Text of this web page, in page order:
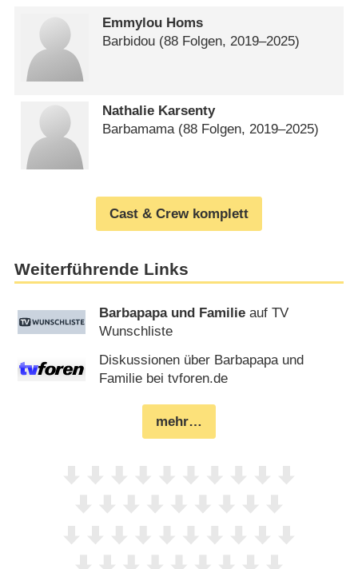
Emmylou Homs
Barbidou (88 Folgen, 2019⁠–⁠2025)
Nathalie Karsenty
Barbamama(88 Folgen, 2019⁠–⁠2025)
Cast & Crew komplett
Weiterführende Links
Barbapapa und Familie auf TV
Wunschliste
Diskussionen über Barbapapa und
Familie bei tvforen.de
mehr…